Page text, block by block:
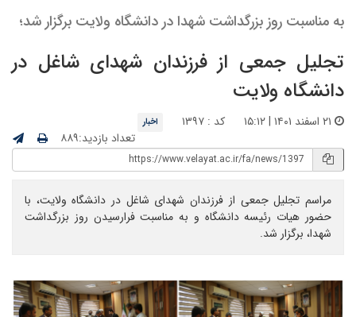
به مناسبت روز بزرگداشت شهدا در دانشگاه ولایت برگزار شد؛
تجلیل جمعی از فرزندان شهدای شاغل در
دانشگاه ولایت
کد : ۱۳۹۷ اخبار
تعداد بازدید:۸۸۹
مراسم تجلیل جمعی از فرزندان شهدای شاغل در دانشگاه ولایت، با
حضور هیات رئیسه دانشگاه و به مناسبت فرارسیدن روز بزرگداشت
شهدا، برگزار شد.